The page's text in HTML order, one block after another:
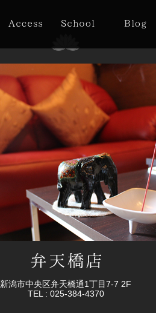
新潟市中央区弁天橋通1丁目7-7 2F
TEL : 025-384-4370